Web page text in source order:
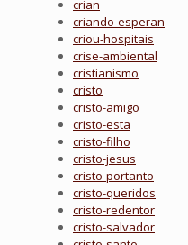
crian
criando-esperan
criou-hospitais
crise-ambiental
cristianismo
cristo
cristo-amigo
cristo-esta
cristo-filho
cristo-jesus
cristo-portanto
cristo-queridos
cristo-redentor
cristo-salvador